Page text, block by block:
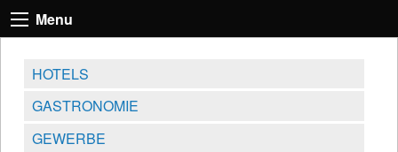
Menu
HOTELS
GASTRONOMIE
GEWERBE